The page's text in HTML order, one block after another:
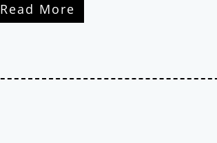
Read More